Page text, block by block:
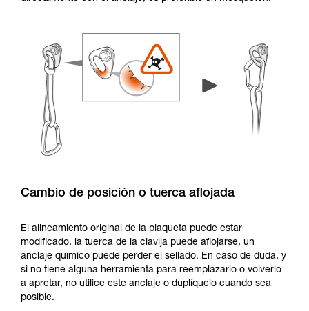
Cambio de posición o tuerca aflojada
El alineamiento original de la plaqueta puede estar
modificado, la tuerca de la clavija puede aflojarse, un
anclaje químico puede perder el sellado. En caso de duda, y
si no tiene alguna herramienta para reemplazarlo o volverlo
a apretar, no utilice este anclaje o duplíquelo cuando sea
posible.